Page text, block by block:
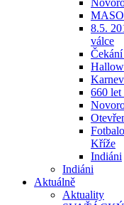
8.5.
válce
660 let
Kříže
Indiáni
Indiáni
Aktuálně
Aktuality